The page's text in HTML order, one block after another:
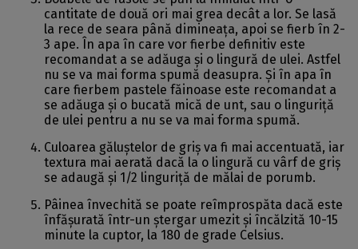
cantitate de două ori mai grea decât a lor. Se lasă
la rece de seara până dimineața, apoi se fierb în 2-
3 ape. În apa în care vor fierbe definitiv este
recomandat a se adăuga și o lingură de ulei. Astfel
nu se va mai forma spumă deasupra. Și în apa în
care fierbem pastele făinoase este recomandat a
se adăuga și o bucată mică de unt, sau o linguriță
de ulei pentru a nu se va mai forma spumă.
Culoarea găluștelor de griș va fi mai accentuată, iar
textura mai aerată dacă la o lingură cu vârf de griș
se adaugă și 1/2 linguriță de mălai de porumb.
Pâinea învechită se poate reîmprospăta dacă este
înfășurată într-un ștergar umezit și încălzită 10-15
minute la cuptor, la 180 de grade Celsius.